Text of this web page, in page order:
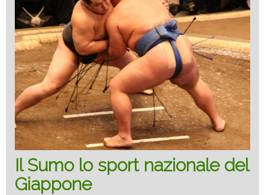
Il Sumo lo sport nazionale del
Giappone